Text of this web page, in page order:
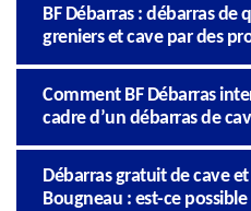
BF Débarras : débarras de
greniers et cave par des
Comment BF Débarras
cadre d’un débarras de
Débarras gratuit de cave
Bougneau : est-ce possible